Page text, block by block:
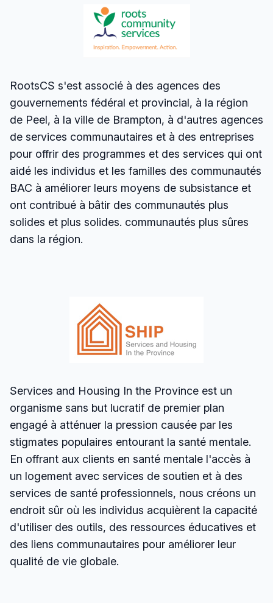
RootsCS s'est associé à des agences des
gouvernements fédéral et provincial, à la région
de Peel, à la ville de Brampton, à d'autres agences
de services communautaires et à des entreprises
pour offrir des programmes et des services qui ont
aidé les individus et les familles des communautés
BAC à améliorer leurs moyens de subsistance et
ont contribué à bâtir des communautés plus
solides et plus solides. communautés plus sûres
dans la région.
Services and Housing In the Province est un
organisme sans but lucratif de premier plan
engagé à atténuer la pression causée par les
stigmates populaires entourant la santé mentale.
En offrant aux clients en santé mentale l'accès à
un logement avec services de soutien et à des
services de santé professionnels, nous créons un
endroit sûr où les individus acquièrent la capacité
d'utiliser des outils, des ressources éducatives et
des liens communautaires pour améliorer leur
qualité de vie globale.